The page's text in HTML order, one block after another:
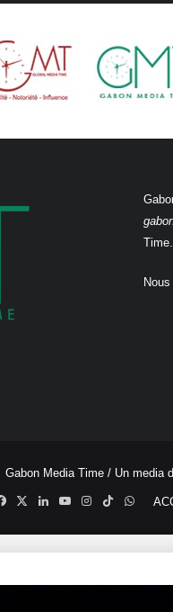
Time.
Gabon Media Time / Un media
Facebook
X LinkedinYouTubeInstagram
TikTok